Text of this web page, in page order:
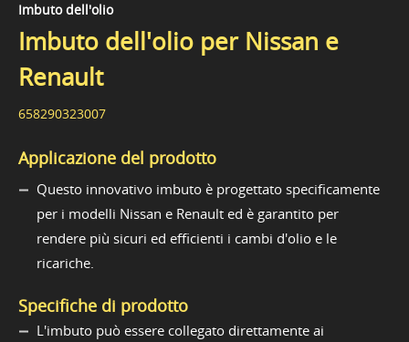
Imbuto dell'olio
Imbuto dell'olio per Nissan e
Renault
658290323007
Applicazione del prodotto
Questo innovativo imbuto è progettato specificamente
per i modelli Nissan e Renault ed è garantito per
rendere più sicuri ed efficienti i cambi d'olio e le
ricariche.
Specifiche di prodotto
L'imbuto può essere collegato direttamente ai